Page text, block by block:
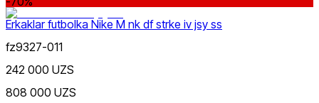
Erkaklar futbolka Nike M nk df strke iv jsy ss
fz9327-011
242 000 UZS
808 000 UZS